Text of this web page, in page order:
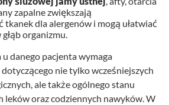
zapalne zwiększają
tkanek dla alergenów i mogą ułatwiać
organizmu.
danego pacjenta wymaga
nie tylko wcześniejszych
ale także ogólnego stanu
leków oraz codziennych nawyków. W